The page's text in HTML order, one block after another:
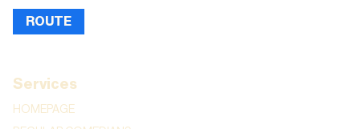
ROUTE
Services
HOMEPAGE